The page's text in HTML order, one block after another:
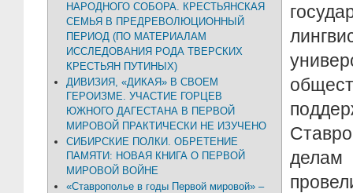
НАРОДНОГО СОБОРА. КРЕСТЬЯНСКАЯ
СЕМЬЯ В ПРЕДРЕВОЛЮЦИОННЫЙ
ПЕРИОД (ПО МАТЕРИАЛАМ
ИССЛЕДОВАНИЯ РОДА ТВЕРСКИХ
КРЕСТЬЯН ПУТИНЫХ)
ДИВИЗИЯ, «ДИКАЯ» В СВОЕМ
ГЕРОИЗМЕ. УЧАСТИЕ ГОРЦЕВ
ЮЖНОГО ДАГЕСТАНА В ПЕРВОЙ
МИРОВОЙ ПРАКТИЧЕСКИ НЕ ИЗУЧЕНО
СИБИРСКИЕ ПОЛКИ. ОБРЕТЕНИЕ
ПАМЯТИ: НОВАЯ КНИГА О ПЕРВОЙ
МИРОВОЙ ВОЙНЕ
«Ставрополье в годы Первой мировой» –